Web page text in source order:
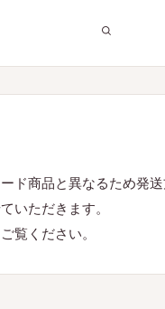
ド商品と異なるため発
いただきます。
覧ください。